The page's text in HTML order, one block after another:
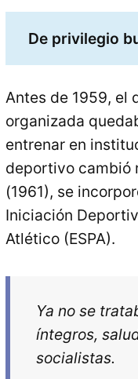
De privilegio
Antes de 1959, el
organizada
entrenar en
deportivo cambió
(1961), se
Iniciación
Atlético (ESPA).
Ya no se
íntegros,
socialistas.